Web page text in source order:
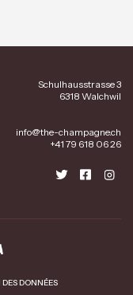
Schulhausstrasse 3
6318 Walchwil
info@the-champagne.ch
+41 79 618 06 26
DONNÉES